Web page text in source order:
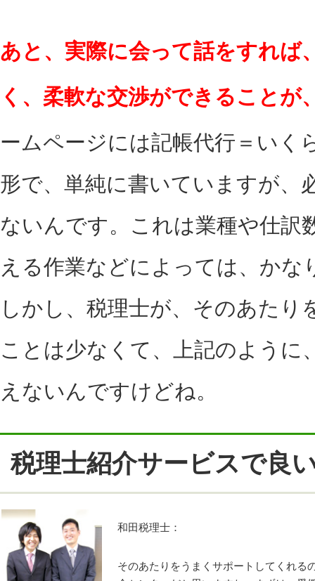
あと、実際に会って話をすれば
く、柔軟な交渉ができることが
ームページには記帳代行＝い
形で、単純に書いていますが、
ないんです。これは業種や仕訳
える作業などによっては、か
しかし、税理士が、そのあた
ことは少なくて、上記のように
えないんですけどね。
税理士紹介サービスで良
和田税理士：
そのあたりをうまくサポートしてくれる